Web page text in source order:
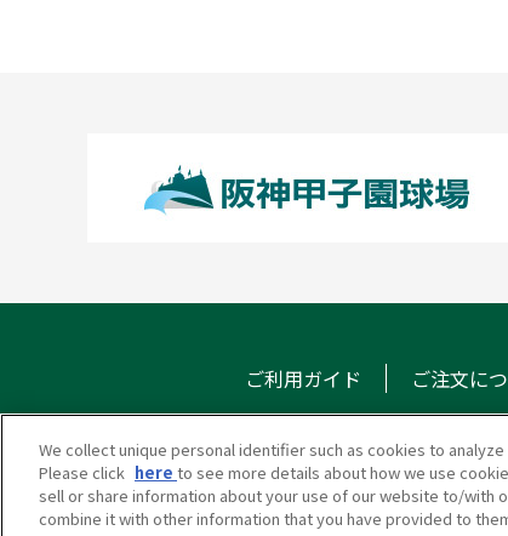
ご利用ガイド ご注文に
甲子園eモール メ
We collect unique personal identifier such as cookies to
Please click here to see more details about how we use
sell or share information about your use of our website to/with
combine it with other information that you have provided to